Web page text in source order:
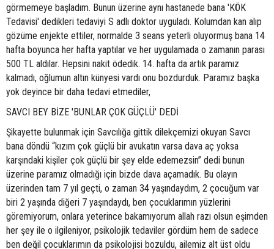
görmemeye başladım. Bunun üzerine aynı hastanede bana 'KÖK
Tedavisi' dedikleri tedaviyi S adlı doktor uyguladı. Kolumdan kan alıp
gözüme enjekte ettiler, normalde 3 seans yeterli oluyormuş bana 14
hafta boyunca her hafta yaptılar ve her uygulamada o zamanın parası
500 TL aldılar. Hepsini nakit ödedik. 14. hafta da artık paramız
kalmadı, oğlumun altın künyesi vardı onu bozdurduk. Paramız başka
yok deyince bir daha tedavi etmediler,
SAVCI BEY BİZE 'BUNLAR ÇOK GÜÇLÜ' DEDİ
Şikayette bulunmak için Savcılığa gittik dilekçemizi okuyan Savcı
bana döndü “kızım çok güçlü bir avukatın varsa dava aç yoksa
karşındaki kişiler çok güçlü bir şey elde edemezsin” dedi bunun
üzerine paramız olmadığı için bizde dava açamadık. Bu olayın
üzerinden tam 7 yıl geçti, o zaman 34 yaşındaydım, 2 çocuğum var
biri 2 yaşında diğeri 7 yaşındaydı, ben çocuklarımın yüzlerini
göremiyorum, onlara yeterince bakamıyorum allah razı olsun eşimden
her şey ile o ilgileniyor, psikolojik tedaviler gördüm hem de sadece
ben değil çocuklarımın da psikolojisi bozuldu, ailemiz alt üst oldu